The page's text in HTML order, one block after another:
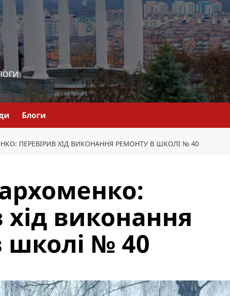
Блоги
ПЕРЕВІРИВ ХІД ВИКОНАННЯ РЕМОНТУ В ШКОЛІ № 40
хід виконання
школі № 40